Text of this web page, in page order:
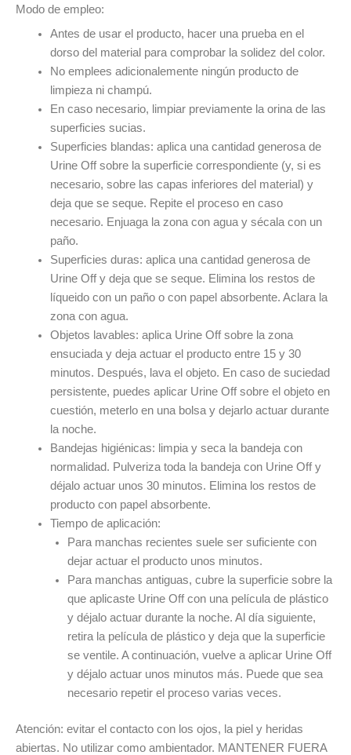
Modo de empleo:
Antes de usar el producto, hacer una prueba en el
dorso del material para comprobar la solidez del color.
No emplees adicionalemente ningún producto de
limpieza ni champú.
En caso necesario, limpiar previamente la orina de las
superficies sucias.
Superficies blandas: aplica una cantidad generosa de
Urine Off sobre la superficie correspondiente (y, si es
necesario, sobre las capas inferiores del material) y
deja que se seque. Repite el proceso en caso
necesario. Enjuaga la zona con agua y sécala con un
paño.
Superficies duras: aplica una cantidad generosa de
Urine Off y deja que se seque. Elimina los restos de
líqueido con un paño o con papel absorbente. Aclara la
zona con agua.
Objetos lavables: aplica Urine Off sobre la zona
ensuciada y deja actuar el producto entre 15 y 30
minutos. Después, lava el objeto. En caso de suciedad
persistente, puedes aplicar Urine Off sobre el objeto en
cuestión, meterlo en una bolsa y dejarlo actuar durante
la noche.
Bandejas higiénicas: limpia y seca la bandeja con
normalidad. Pulveriza toda la bandeja con Urine Off y
déjalo actuar unos 30 minutos. Elimina los restos de
producto con papel absorbente.
Tiempo de aplicación:
Para manchas recientes suele ser suficiente con
dejar actuar el producto unos minutos.
Para manchas antiguas, cubre la superficie sobre la
que aplicaste Urine Off con una película de plástico
y déjalo actuar durante la noche. Al día siguiente,
retira la película de plástico y deja que la superficie
se ventile. A continuación, vuelve a aplicar Urine Off
y déjalo actuar unos minutos más. Puede que sea
necesario repetir el proceso varias veces.
Atención: evitar el contacto con los ojos, la piel y heridas
abiertas. No utilizar como ambientador. MANTENER FUERA